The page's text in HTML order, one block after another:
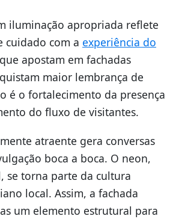
iluminação apropriada reflete
cuidado com a experiência do
apostam em fachadas
maior lembrança de
é o fortalecimento da presença
do fluxo de visitantes.
atraente gera conversas
boca a boca. O neon,
se torna parte da cultura
local. Assim, a fachada
um elemento estrutural para